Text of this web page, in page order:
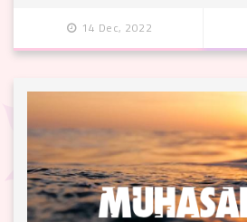
14 Dec, 2022